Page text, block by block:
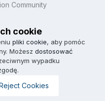
Community
cookie
pliki cookie, aby pomóc
Możesz dostosować
wypadku
Cookies